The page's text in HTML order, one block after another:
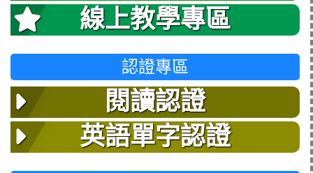
線上教學專區
認證專區
閱讀認證
英語單字認證